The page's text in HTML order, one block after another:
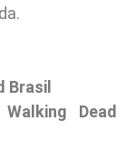
Brasil
Walking Dead